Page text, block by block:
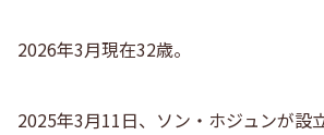
2026年3月現在32歳。
2025年3月11日、ソン・ホジュンが設